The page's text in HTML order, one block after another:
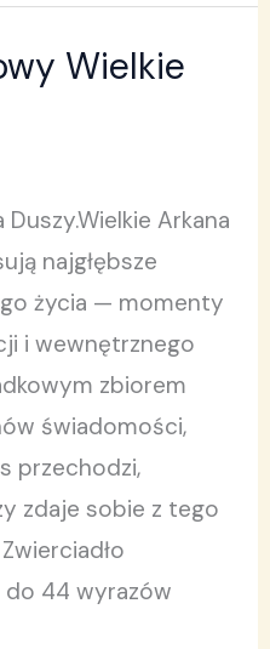
Wielkie
Arkana
najgłębsze
życia — momenty
i wewnętrznego
zbiorem
świadomości,
przechodzi,
zdaje sobie z tego
44 wyrazów